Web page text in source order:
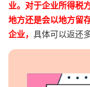
业。对于企业所得税
地方还是会以地方留
企业， 具体可以返还